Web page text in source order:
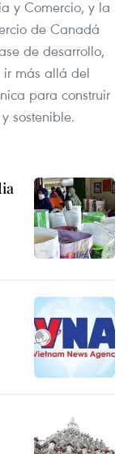
y Comercio, y la
de Canadá
de desarrollo,
más allá del
para construir
sostenible.